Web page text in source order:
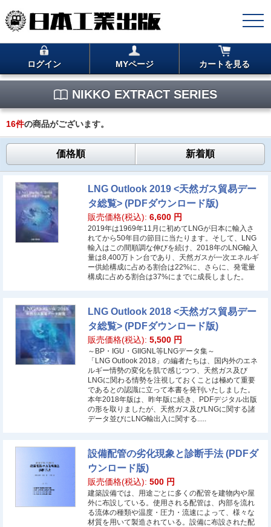
ログイン MYページ カートを見る
NIKKO EXTRACT SERIES
16件の商品がございます。
価格順 新着順
LNG Outlook 2019 <天然ガス貿易デー
タ総覧> (PDFダウンロード版)
販売価格(税込): 6,600 円
2019年は1969年11月に初めてLNGが日本に輸入さ
れてから50年目の節目に当たります。そして、LNG
輸入はこの間順調な伸びを続け、2018年のLNG輸入
量は8,400万トン台であり、天然ガスが一次エネルギ
ー供給構成に占める割合は22%に、さらに、発電量
構成に占める割合は37%にまでに成長しました。
LNG Outlook 2018 <天然ガス貿易デー
タ総覧> (PDFダウンロード版)
販売価格(税込): 5,500 円
～BP・IGU・GIIGNL等LNGデータ集～
「LNG Outlook 2018」の編者たちは、国内外のエネ
ルギー情勢の変化を肌で感じつつ、天然ガス及び
LNGに関わる情勢を注視しておくことは極めて重要
であるとの認識に立って本書を発刊いたしました。
本年2018年版は、昨年版に続き、PDFデジタル出版
の形を取りましたが、天然ガス及びLNGに関する諸
データ並びにLNG輸出入に関する.....
設備配管の劣化現象と診断手法 (PDFダ
ウンロード版)
販売価格(税込): 500 円
建築設備では、用途ごとに多くの配管を建物内や屋
外に布設している。使用される配管は、内部を流れ
る流体の種類や温度・圧力・流速によって、様々な
材質を用いて製造されている。設備に布設された配